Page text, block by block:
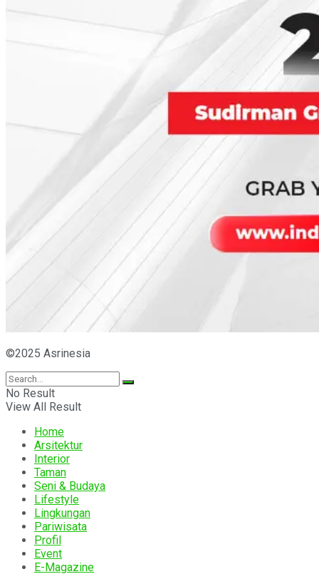
©2025 Asrinesia
No Result
View All Result
Home
Arsitektur
Interior
Taman
Seni & Budaya
Lifestyle
Lingkungan
Pariwisata
Profil
Event
E-Magazine